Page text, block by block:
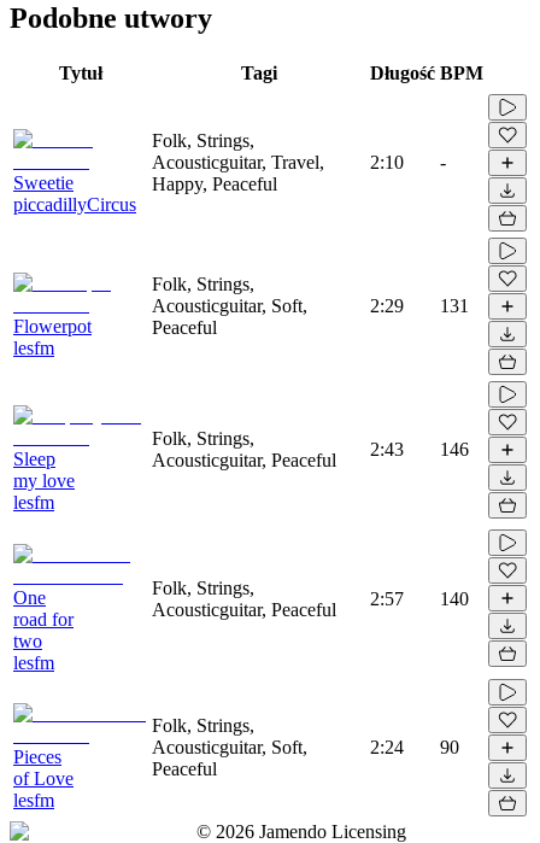
Podobne utwory
Tytuł Tagi Długość BPM
Sweetie
piccadillyCircus
Folk, Strings,
Acousticguitar, Travel,
Happy, Peaceful
2:10 -
Flowerpot
lesfm
Folk, Strings,
Acousticguitar, Soft,
Peaceful
2:29 131
Sleep
my love
lesfm
Folk, Strings,
Acousticguitar, Peaceful
2:43 146
One
road for
two
lesfm
Folk, Strings,
Acousticguitar, Peaceful
2:57 140
Pieces
of Love
lesfm
Folk, Strings,
Acousticguitar, Soft,
Peaceful
2:24 90
© 2026 Jamendo Licensing